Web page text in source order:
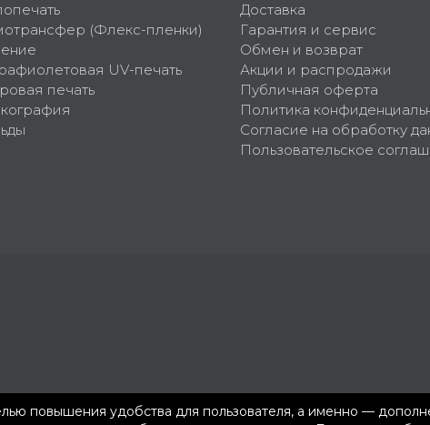
(Флекс-пленки)
UV-печать
печать
Доставка
Гарантия и сервис
Обмен и возврат
Акции и распродажи
Публичная оферта
Политика
Согласие на обработку
Пользовательское
повышения удобства для пользователя, а именно —